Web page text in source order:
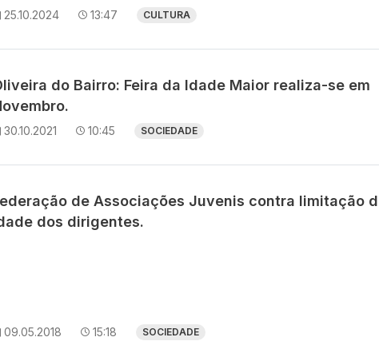
25.10.2024 13:47 CULTURA
do Bairro: Feira da Idade Maior realiza-se em
30.10.2021 10:45 SOCIEDADE
de Associações Juvenis contra limitação
dos dirigentes.
09.05.2018 15:18 SOCIEDADE